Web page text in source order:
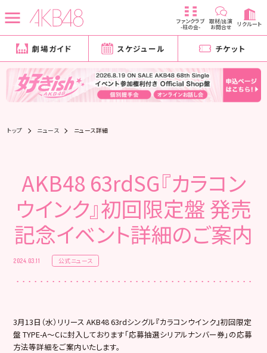
ファンクラブ
-柱の会-
取材/出演
お問合せ リクルート
劇場ガイド スケジュール チケット
トップ ニュース ニュース詳細
AKB48 63rdSG『カラコン
ウインク』初回限定盤 発売
記念イベント詳細のご案内
2024.03.11 公式ニュース
3月13日（水）リリース AKB48 63rdシングル『カラコンウインク』初回限定
盤 TYPE-A～Cに封入しております「応募抽選シリアルナンバー券」の応募
方法等詳細をご案内いたします。